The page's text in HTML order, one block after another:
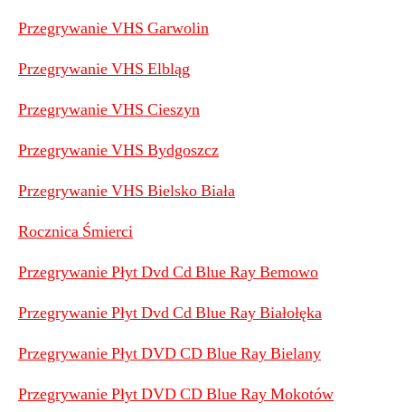
Przegrywanie VHS Garwolin
Przegrywanie VHS Elbląg
Przegrywanie VHS Cieszyn
Przegrywanie VHS Bydgoszcz
Przegrywanie VHS Bielsko Biała
Rocznica Śmierci
Przegrywanie Płyt Dvd Cd Blue Ray Bemowo
Przegrywanie Płyt Dvd Cd Blue Ray Białołęka
Przegrywanie Płyt DVD CD Blue Ray Bielany
Przegrywanie Płyt DVD CD Blue Ray Mokotów